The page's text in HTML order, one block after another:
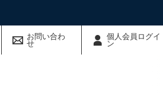
お問い合わ
せ
個人会員ログイ
ン